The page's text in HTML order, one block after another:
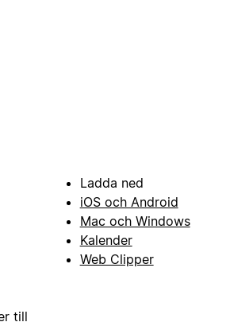
till
Ladda ned
iOS och Android
Mac och Windows
Kalender
Web Clipper